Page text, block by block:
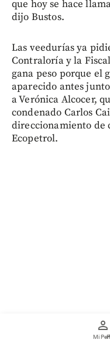
person
Mi
que hoy se hace
dijo Bustos.
Las veedurías ya
Contraloría y la
gana peso porque el
aparecido antes
a Verónica Alcocer,
condenado Carlos
direccionamiento de
Ecopetrol.